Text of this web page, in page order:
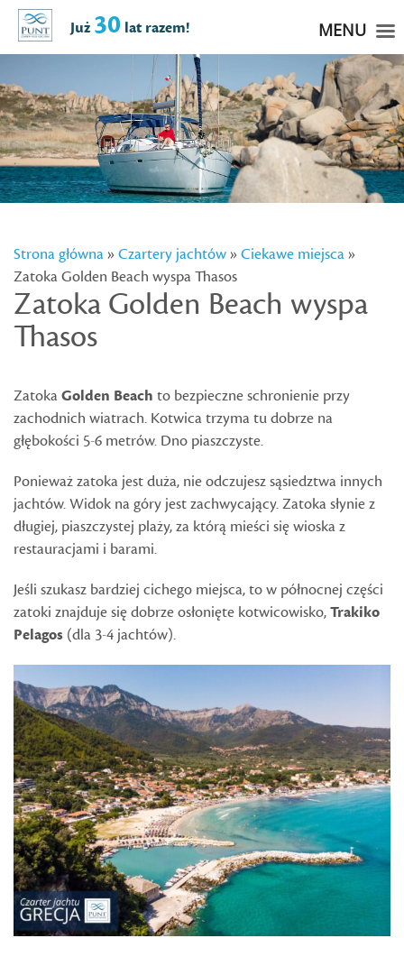
Strona główna»Czartery jachtów»Ciekawe miejsca»
Zatoka Golden Beach wyspa Thasos
Zatoka Golden Beach wyspa
Thasos
ZatokaGolden Beach to bezpieczne schronienie przy
zachodnich wiatrach. Kotwica trzyma tu dobrze na
głębokości 5-6 metrów. Dno piaszczyste.
Ponieważ zatoka jest duża, nie odczujesz sąsiedztwa innych
jachtów. Widok na góry jest zachwycający. Zatoka słynie z
długiej, piaszczystej plaży, za którą mieści się wioska z
restauracjami i barami.
Jeśli szukasz bardziej cichego miejsca, to w północnej części
zatoki znajduje się dobrze osłonięte kotwicowisko,Trakiko
Pelagos (dla 3-4 jachtów).
Już30 lat razem! MENU